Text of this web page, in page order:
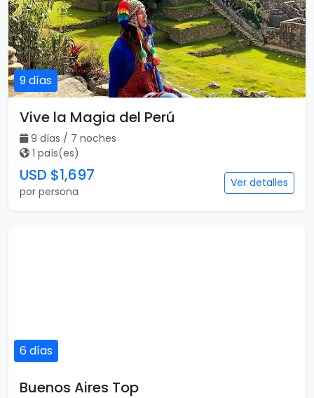
9 días
Vive la Magia del Perú
9 días / 7 noches
1 país(es)
USD $1,697
por persona
Ver detalles
6 días
Buenos Aires Top